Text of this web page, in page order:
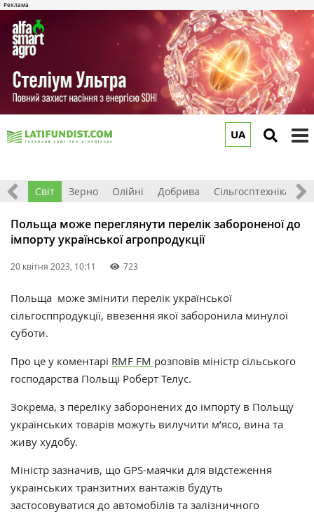
UA
Світ Зерно Олійні Добрива Сільгосптехніка
Польща може переглянути перелік забороненої до
імпорту української агропродукції
20 квітня 2023, 10:11 723
Польща може змінити перелік української
сільгосппродукції, ввезення якої заборонила минулої
суботи.
Про це у коментарі RMF FM розповів міністр сільського
господарства Польщі Роберт Телус.
Зокрема, з переліку заборонених до імпорту в Польщу
українських товарів можуть вилучити м’ясо, вина та
живу худобу.
Міністр зазначив, що GPS-маячки для відстеження
українських транзитних вантажів будуть
застосовуватися до автомобілів та залізничного